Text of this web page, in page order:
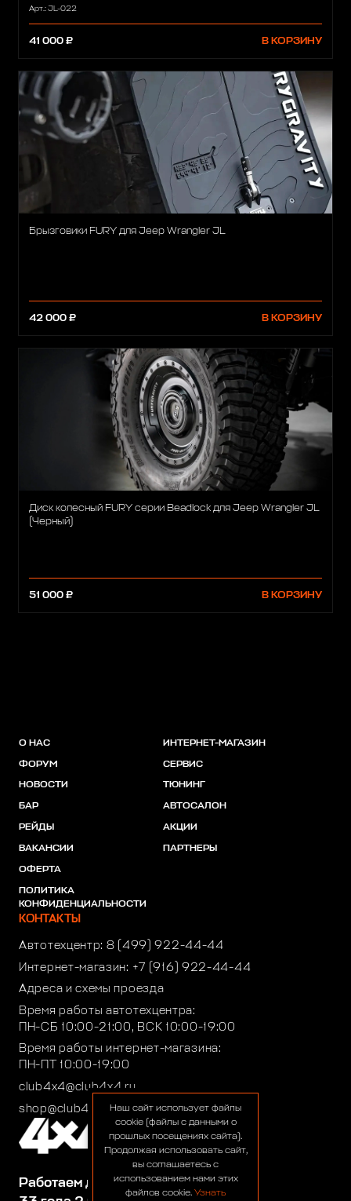
Арт.: JL-022
41 000 ₽ В КОРЗИНУ
Брызговики FURY для Jeep Wrangler JL
42 000 ₽ В КОРЗИНУ
Диск колесный FURY серии Beadlock для Jeep Wrangler JL
(Черный)
51 000 ₽ В КОРЗИНУ
Работаем для вас:
О НАС
ФОРУМ
НОВОСТИ
БАР
РЕЙДЫ
ВАКАНСИИ
ОФЕРТА
ПОЛИТИКА
КОНФИДЕНЦИАЛЬНОСТИ
ИНТЕРНЕТ-МАГАЗИН
СЕРВИС
ТЮНИНГ
АВТОСАЛОН
АКЦИИ
ПАРТНЕРЫ
КОНТАКТЫ
Автотехцентр: 8 (499) 922-44-44
Интернет-магазин: +7 (916) 922-44-44
Адреса и схемы проезда
Время работы автотехцентра:
ПН-СБ 10:00-21:00, ВСК 10:00-19:00
Время работы интернет-магазина:
ПН-ПТ 10:00-19:00
club4x4@club4x4.ru
shop@club4x4.ruНаш сайт использует файлы
cookie (файлы с данными о
прошлых посещениях сайта).
Продолжая использовать сайт,
вы соглашаетесь с
использованием нами этих
файлов cookie. Узнать